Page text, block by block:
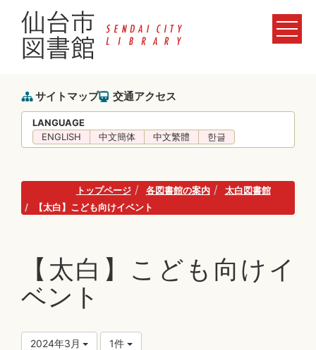
サイトマップ 交通アクセス
LANGUAGE
ENGLISH
中文簡体 中文繁體 한글
トップページ 各図書館の案内
太白図書館
【太白】こども向けイベント
【太白】こども向けイ
ベント
2024年3月 1件